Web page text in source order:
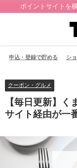
ポイントサイトを
申込・登録で貯める シ
クーポン・グルメ
【毎日更新】く
サイト経由が一